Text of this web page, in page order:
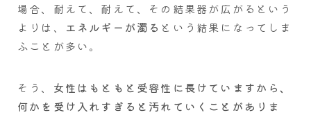
場合、耐えて、耐えて、その結果器が広がるという
よりは、 エネルギーが濁る という結果になってしま
ふことが多い。
そう、 女性はもともと受容性に長けていますから、
何かを受け入れすぎると汚れていくことがありま